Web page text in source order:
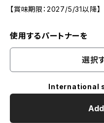
【賞味期限：2027/5/31以降】
使用するパートナーを
選択
International